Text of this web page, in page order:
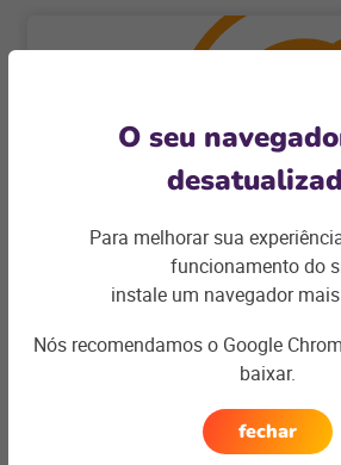
Agências Digitais
Fundada em 2017 na Espanha, e
com sede no Brasil, a liveSEO trabalha
empresas que querem alavancar os
orgânicos e alcançar alta maturidade
O seu
Para melhorar sua
funcionamento do
instale um navegador
Nós recomendamos o Google
baixar.
fechar